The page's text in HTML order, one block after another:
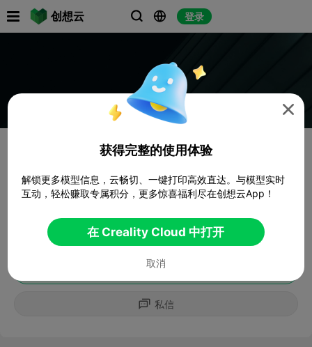
创想云   登录

获得完整的使用体验
解锁更多模型信息，云畅切、一键打印高效直达。与模型实时
互动，轻松赚取专属积分，更多惊喜福利尽在创想云App！
在 Creality Cloud 中打开
取消